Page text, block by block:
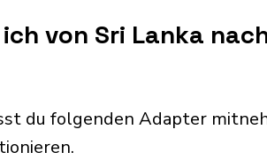
von Sri Lanka
du folgenden Adapter